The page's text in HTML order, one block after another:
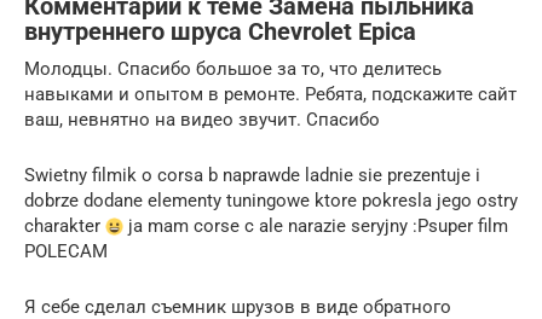
Комментарии к теме Замена пыльника
внутреннего шруса Chevrolet Epica
Молодцы. Спасибо большое за то, что делитесь
навыками и опытом в ремонте. Ребята, подскажите сайт
ваш, невнятно на видео звучит. Спасибо
Swietny filmik o corsa b naprawde ladnie sie prezentuje i
dobrze dodane elementy tuningowe ktore pokresla jego ostry
charakter
ja mam corse c ale narazie seryjny :Psuper film
POLECAM
Я себе сделал съемник шрузов в виде обратного